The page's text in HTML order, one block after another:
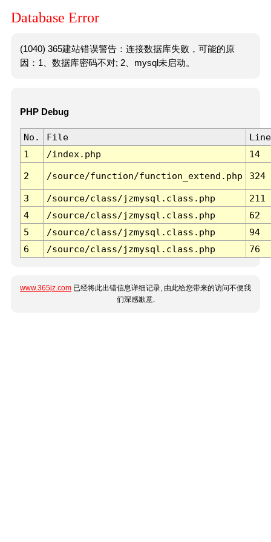
Database Error
(1040) 365建站错误警告：连接数据库失败，可能的原
因：1、数据库密码不对; 2、mysql未启动。
PHP Debug
No. File
Line
1
/index.php 14
2 /source/function/function_extend.php 324
3 /source/class/jzmysql.class.php
211
4
/source/class/jzmysql.class.php
62
5
/source/class/jzmysql.class.php
94
6
/source/class/jzmysql.class.php 76
www.365jz.com 已经将此出错信息详细记录, 由此给您带来的访问不便我
们深感歉意.